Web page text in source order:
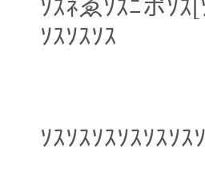
ｿｽﾈゑｿｽﾆポｿｽ
ｿｽｿｽｿｽ
ｿｽｿｽｿｽｿｽｿｽｿ